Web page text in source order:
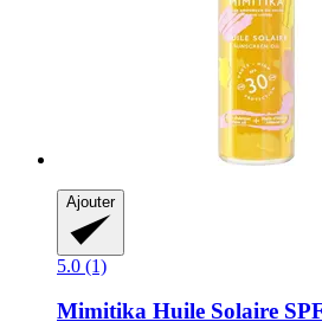
Ajouter
5.0 (1)
Mimitika Huile Solaire